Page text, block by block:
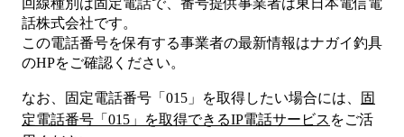
回線種別は固定電話で、番号提供事業者は東日本電信電
話株式会社です。
この電話番号を保有する事業者の最新情報はナガイ釣具
のHPをご確認ください。
なお、固定電話番号「 015 」を取得したい場合には、
固
定電話番号「 015 」を取得できるIP電話サービス をご活